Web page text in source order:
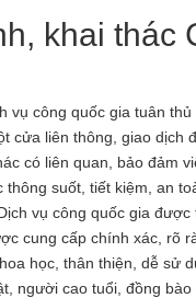
khai thác
vụ công quốc gia tuân
cửa liên thông, giao dịch
có liên quan, bảo đảm
suốt, tiết kiệm, an
vụ công quốc gia
cung cấp chính xác, rõ
học, thân thiện, dễ sử
người cao tuổi, đồng